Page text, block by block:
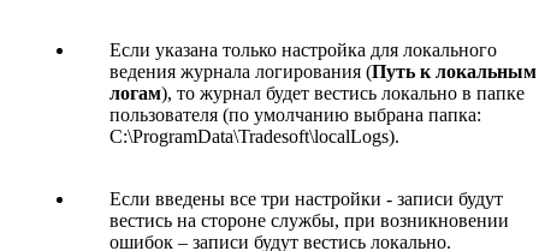
Если указана только настройка для локального
ведения журнала логирования (Путь к локальным
логам), то журнал будет вестись локально в папке
пользователя (по умолчанию выбрана папка:
C:\ProgramData\Tradesoft\localLogs).
Если введены все три настройки - записи будут
вестись на стороне службы, при возникновении
ошибок – записи будут вестись локально.